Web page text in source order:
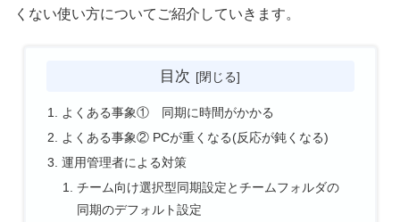
くない使い方についてご紹介していきます。
目次
よくある事象① 同期に時間がかかる
よくある事象② PCが重くなる(反応が鈍くなる)
運用管理者による対策
チーム向け選択型同期設定とチームフォルダの
同期のデフォルト設定